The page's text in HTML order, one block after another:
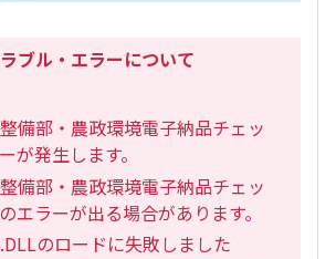
ブル・エラーについて
備部・農政環境電子納品チェッ
が発生します。
備部・農政環境電子納品チェッ
エラーが出る場合があります。
のロードに失敗しました